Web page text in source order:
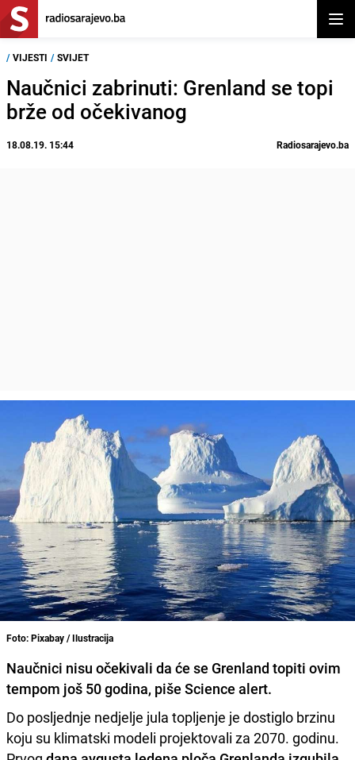
/ VIJESTI / SVIJET
Naučnici zabrinuti: Grenland se topi
brže od očekivanog
18.08.19. 15:44 Radiosarajevo.ba
Foto: Pixabay / Ilustracija
Naučnici nisu očekivali da će se Grenland topiti ovim
tempom još 50 godina, piše Science alert.
Do posljednje nedjelje jula topljenje je dostiglo brzinu
koju su klimatski modeli projektovali za 2070. godinu.